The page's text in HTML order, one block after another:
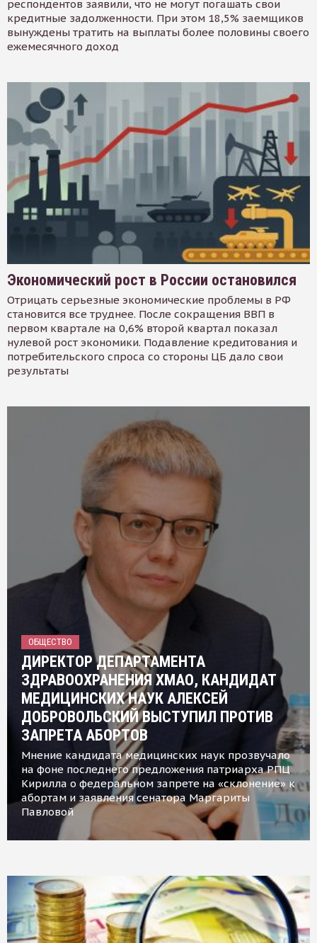
респондентов заявили, что не могут погашать свои
кредитные задолженности. При этом 18,5% заемщиков
вынуждены тратить на выплаты более половины своего
ежемесячного доход
Экономический рост в России остановился
Отрицать серьезные экономические проблемы в РФ
становится все труднее. После сокращения ВВП в
первом квартале на 0,6% второй квартал показал
нулевой рост экономики. Подавление кредитования и
потребительского спроса со стороны ЦБ дало свои
результаты
ОБЩЕСТВО
ДИРЕКТОР ДЕПАРТАМЕНТА
ЗДРАВООХРАНЕНИЯ ХМАО, КАНДИДАТ
МЕДИЦИНСКИХ НАУК АЛЕКСЕЙ
ДОБРОВОЛЬСКИЙ ВЫСТУПИЛ ПРОТИВ
ЗАПРЕТА АБОРТОВ
Мнение кандидата медицинских наук прозвучало
на фоне последнего предложения патриарха РПЦ
Кирилла о федеральном запрете на «склонение» к
абортам и заявления сенатора Маргариты
Павловой